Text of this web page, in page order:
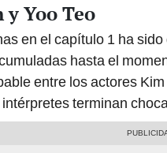
y Yoo Teo
en el capítulo 1 ha
hasta el
entre los actores
terminan